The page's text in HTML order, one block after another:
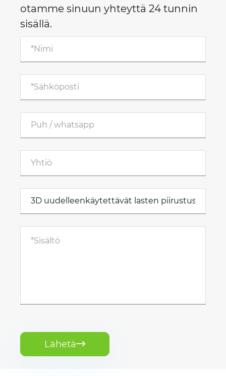
otamme sinuun yhteyttä 24 tunnin
sisällä.
Lähetä